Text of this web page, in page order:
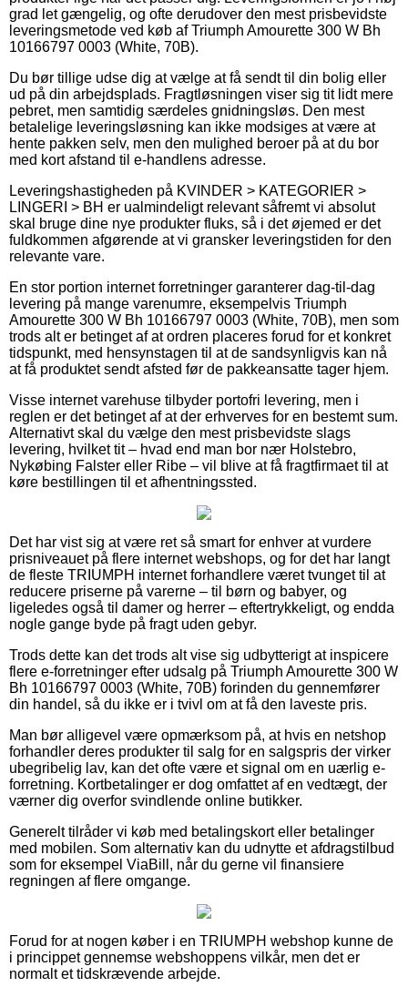
grad let gængelig, og ofte derudover den mest prisbevidste
leveringsmetode ved køb af Triumph Amourette 300 W Bh
10166797 0003 (White, 70B).
Du bør tillige udse dig at vælge at få sendt til din bolig eller
ud på din arbejdsplads. Fragtløsningen viser sig tit lidt mere
pebret, men samtidig særdeles gnidningsløs. Den mest
betalelige leveringsløsning kan ikke modsiges at være at
hente pakken selv, men den mulighed beroer på at du bor
med kort afstand til e-handlens adresse.
Leveringshastigheden på KVINDER > KATEGORIER >
LINGERI > BH er ualmindeligt relevant såfremt vi absolut
skal bruge dine nye produkter fluks, så i det øjemed er det
fuldkommen afgørende at vi gransker leveringstiden for den
relevante vare.
En stor portion internet forretninger garanterer dag-til-dag
levering på mange varenumre, eksempelvis Triumph
Amourette 300 W Bh 10166797 0003 (White, 70B), men som
trods alt er betinget af at ordren placeres forud for et konkret
tidspunkt, med hensynstagen til at de sandsynligvis kan nå
at få produktet sendt afsted før de pakkeansatte tager hjem.
Visse internet varehuse tilbyder portofri levering, men i
reglen er det betinget af at der erhverves for en bestemt sum.
Alternativt skal du vælge den mest prisbevidste slags
levering, hvilket tit – hvad end man bor nær Holstebro,
Nykøbing Falster eller Ribe – vil blive at få fragtfirmaet til at
køre bestillingen til et afhentningssted.
Det har vist sig at være ret så smart for enhver at vurdere
prisniveauet på flere internet webshops, og for det har langt
de fleste TRIUMPH internet forhandlere været tvunget til at
reducere priserne på varerne – til børn og babyer, og
ligeledes også til damer og herrer – eftertrykkeligt, og endda
nogle gange byde på fragt uden gebyr.
Trods dette kan det trods alt vise sig udbytterigt at inspicere
flere e-forretninger efter udsalg på Triumph Amourette 300 W
Bh 10166797 0003 (White, 70B) forinden du gennemfører
din handel, så du ikke er i tvivl om at få den laveste pris.
Man bør alligevel være opmærksom på, at hvis en netshop
forhandler deres produkter til salg for en salgspris der virker
ubegribelig lav, kan det ofte være et signal om en uærlig e-
forretning. Kortbetalinger er dog omfattet af en vedtægt, der
værner dig overfor svindlende online butikker.
Generelt tilråder vi køb med betalingskort eller betalinger
med mobilen. Som alternativ kan du udnytte et afdragstilbud
som for eksempel ViaBill, når du gerne vil finansiere
regningen af flere omgange.
Forud for at nogen køber i en TRIUMPH webshop kunne de
i princippet gennemse webshoppens vilkår, men det er
normalt et tidskrævende arbejde.